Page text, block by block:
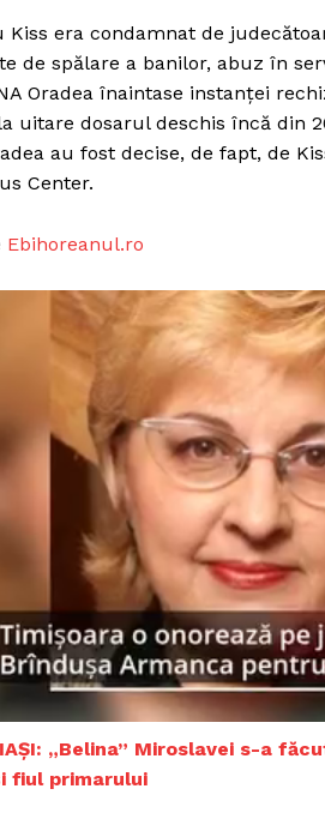
Un proiect
FREEDOM HOUSE
Kiss era condamnat de
de spălare a banilor, abuz în
Oradea înaintase instanţei
uitare dosarul deschis încă din
au fost decise, de fapt, de
Center.
Ebihoreanul.ro
IAȘI: „Belina” Miroslavei s-a
fiul primarului